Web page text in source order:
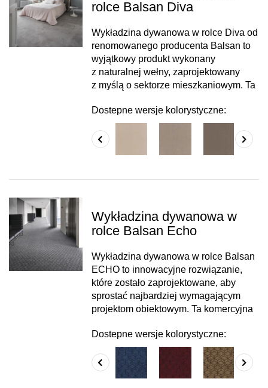
rolce Balsan Diva
Wykładzina dywanowa w rolce Diva od
renomowanego producenta Balsan to
wyjątkowy produkt wykonany
z naturalnej wełny, zaprojektowany
z myślą o sektorze mieszkaniowym. Ta
Dostepne wersje kolorystyczne:
Wykładzina dywanowa w
rolce Balsan Echo
Wykładzina dywanowa w rolce Balsan
ECHO to innowacyjne rozwiązanie,
które zostało zaprojektowane, aby
sprostać najbardziej wymagającym
projektom obiektowym. Ta komercyjna
Dostepne wersje kolorystyczne: